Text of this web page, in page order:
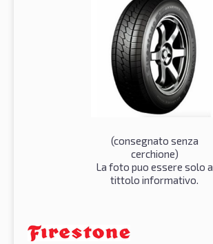
(consegnato senza
cerchione)
La foto puo essere solo a
tittolo informativo.